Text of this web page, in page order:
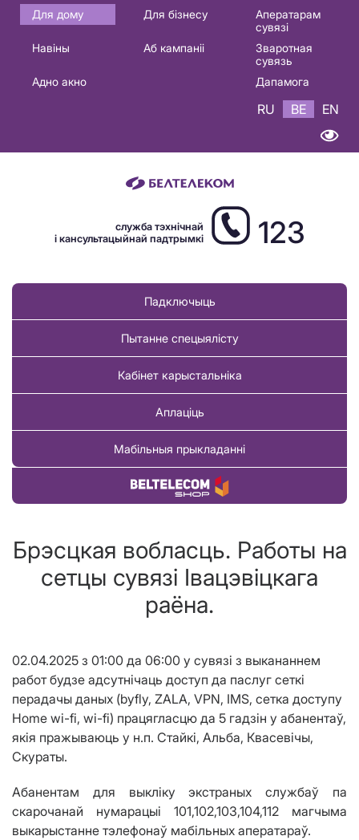
Основная
навигация
Для дому Для бізнесу
Аператарам
сувязі
Навіны
Аб кампаніі
Зваротная
сувязь
Адно акно
Дапамога
RU BE EN
служба тэхнічнай
і кансультацыйнай падтрымкі
123
Падключыць
Пытанне спецыялісту
Кабінет карыстальніка
Аплаціць
Мабільныя прыкладанні
Купіць тавар
Брэсцкая вобласць. Работы на
сетцы сувязі Iвацэвiцкага
раёна.
02.04.2025 з 01:00 да 06:00 у сувязі з выкананнем
работ будзе адсутнічаць доступ да паслуг сеткі
перадачы даных (byfly, ZALA, VPN, IMS, сетка доступу
Home wi-fi, wi-fi) працягласцю да 5 гадзiн у абанентаў,
якія пражываюць у н.п. Стайкі, Альба, Квасевічы,
Скураты.
Абанентам для выкліку экстраных службаў па
скарочанай нумарацыі 101,102,103,104,112 магчыма
выкарыстанне тэлефонаў мабільных аператараў.